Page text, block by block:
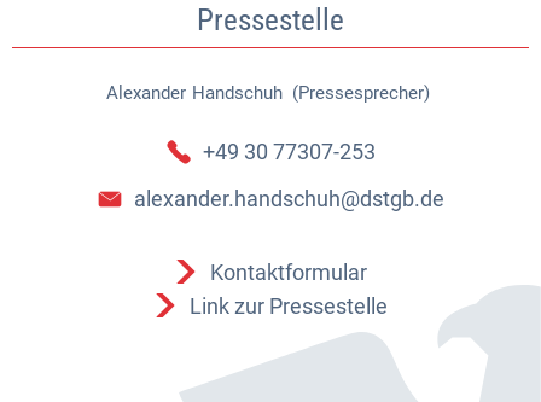
Pressestelle
Alexander Handschuh (Pressesprecher)
Alexander Handschuh
+49 30 77307-253
alexander.handschuh@dstgb.de
Kontaktformular
Link zur Pressestelle